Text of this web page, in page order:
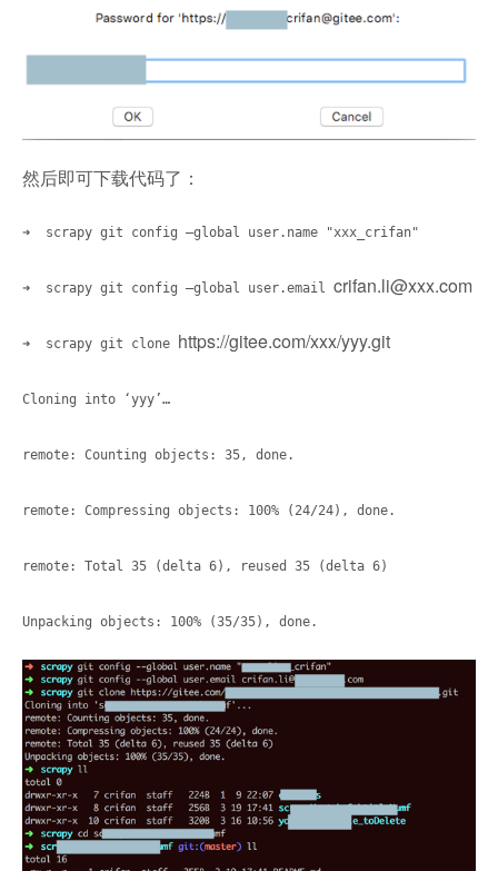
然后即可下载代码了：
➜ scrapy git config –global user.name "xxx_crifan"
➜ scrapy git config –global user.email crifan.li@xxx.com
➜ scrapy git clone https://gitee.com/xxx/yyy.git
Cloning into ‘yyy’…
remote: Counting objects: 35, done.
remote: Compressing objects: 100% (24/24), done.
remote: Total 35 (delta 6), reused 35 (delta 6)
Unpacking objects: 100% (35/35), done.